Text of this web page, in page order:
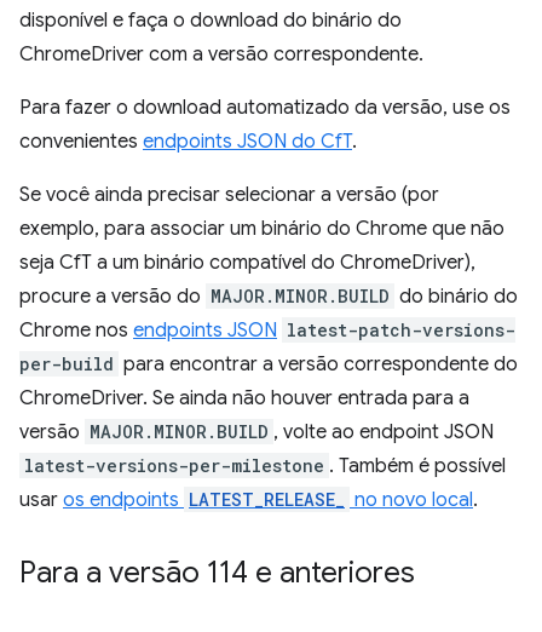
disponível e faça o download do binário do
ChromeDriver com a versão correspondente.
Para fazer o download automatizado da versão, use os
convenientes endpoints JSON do CfT.
Se você ainda precisar selecionar a versão (por
exemplo, para associar um binário do Chrome que não
seja CfT a um binário compatível do ChromeDriver),
procure a versão do MAJOR.MINOR.BUILD do binário do
Chrome nos endpoints JSON latest-patch-versions-
per-build para encontrar a versão correspondente do
ChromeDriver. Se ainda não houver entrada para a
versão MAJOR.MINOR.BUILD , volte ao endpoint JSON
latest-versions-per-milestone . Também é possível
usar os endpoints LATEST_RELEASE_ no novo local.
Para a versão 114 e anteriores